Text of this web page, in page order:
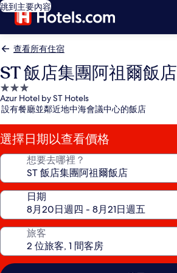
跳到主要內容
查看所有住宿
ST 飯店集團阿祖爾飯店
3.0
星
級
住
宿
Azur Hotel by ST Hotels
設有餐廳並鄰近地中海會議中心的飯店
選擇日期以查看價格
想要去哪裡？
日期
旅客